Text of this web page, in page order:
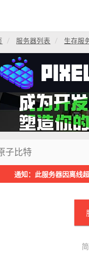
服务器列表 生存服
子比特
通知：此服务器因离线